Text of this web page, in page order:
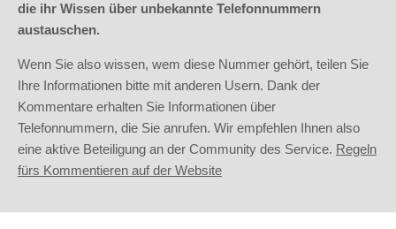
die ihr Wissen über unbekannte Telefonnummern
austauschen.
Wenn Sie also wissen, wem diese Nummer gehört, teilen Sie
Ihre Informationen bitte mit anderen Usern. Dank der
Kommentare erhalten Sie Informationen über
Telefonnummern, die Sie anrufen. Wir empfehlen Ihnen also
eine aktive Beteiligung an der Community des Service. Regeln
fürs Kommentieren auf der Website